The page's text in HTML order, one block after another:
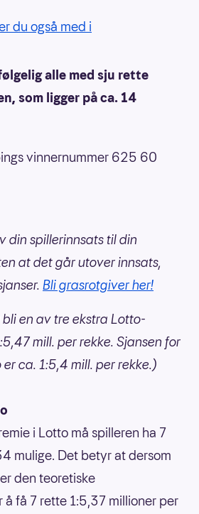
du også med i
alle med sju rette
som ligger på ca. 14
vinnernummer 625 60
din spillerinnsats til din
at det går utover innsats,
Bli grasrotgiver her!
en av tre ekstra Lotto-
mill. per rekke. Sjansen for
ca. 1:5,4 mill. per rekke.)
i Lotto må spilleren ha 7
mulige. Det betyr at dersom
den teoretiske
å få 7 rette 1:5,37 millioner per